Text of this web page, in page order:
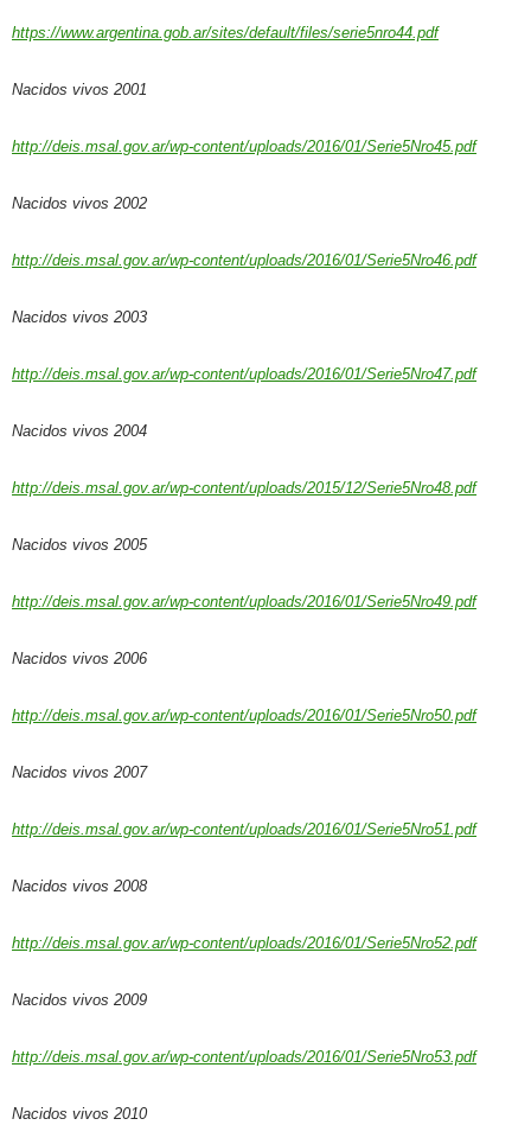
https://www.argentina.gob.ar/sites/default/files/serie5nro44.pdf
Nacidos vivos 2001
http://deis.msal.gov.ar/wp-content/uploads/2016/01/Serie5Nro45.pdf
Nacidos vivos 2002
http://deis.msal.gov.ar/wp-content/uploads/2016/01/Serie5Nro46.pdf
Nacidos vivos 2003
http://deis.msal.gov.ar/wp-content/uploads/2016/01/Serie5Nro47.pdf
Nacidos vivos 2004
http://deis.msal.gov.ar/wp-content/uploads/2015/12/Serie5Nro48.pdf
Nacidos vivos 2005
http://deis.msal.gov.ar/wp-content/uploads/2016/01/Serie5Nro49.pdf
Nacidos vivos 2006
http://deis.msal.gov.ar/wp-content/uploads/2016/01/Serie5Nro50.pdf
Nacidos vivos 2007
http://deis.msal.gov.ar/wp-content/uploads/2016/01/Serie5Nro51.pdf
Nacidos vivos 2008
http://deis.msal.gov.ar/wp-content/uploads/2016/01/Serie5Nro52.pdf
Nacidos vivos 2009
http://deis.msal.gov.ar/wp-content/uploads/2016/01/Serie5Nro53.pdf
Nacidos vivos 2010